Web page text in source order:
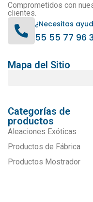
Comprometidos con
clientes.
¿Necesitas
55 55 77 96
Mapa del Sitio
Categorías de
productos
Aleaciones Exóticas
Productos de Fábrica
Productos Mostrador